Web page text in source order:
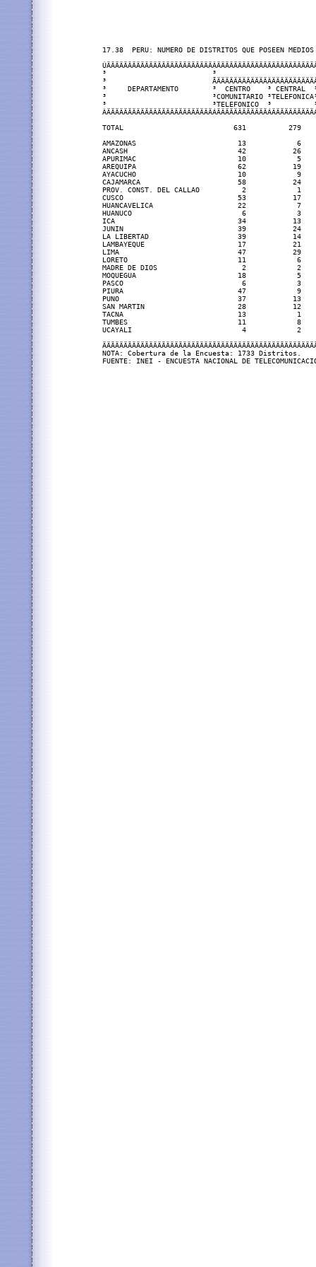
17.38  PERU: NUMERO DE DISTRITOS QUE POSEEN
³                         ³
³
³     DEPARTAMENTO        ³  CENTRO    ³ CENTRAL
³                         ³COMUNITARIO
³                         ³TELEFONICO  ³          ³
TOTAL                          631          279
AMAZONAS                        13
ANCASH                          42
APURIMAC                        10
AREQUIPA                        62
AYACUCHO                        10
CAJAMARCA                       58
PROV. CONST. DEL CALLAO          2
CUSCO                           53           17
HUANCAVELICA                    22
HUANUCO                          6
ICA                             34           13
JUNIN                           39           24
LA LIBERTAD                     39
LAMBAYEQUE                      17
LIMA                            47           29
LORETO                          11
MADRE DE DIOS                    2
MOQUEGUA                        18
PASCO                            6
PIURA                           47            9
PUNO                            37           13
SAN MARTIN                      28
TACNA                           13
TUMBES                          11
UCAYALI                          4
NOTA: Cobertura de la Encuesta: 1733 Distritos.